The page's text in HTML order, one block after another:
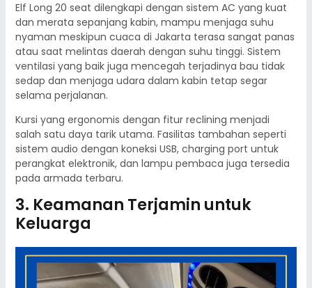
Elf Long 20 seat dilengkapi dengan sistem AC yang kuat
dan merata sepanjang kabin, mampu menjaga suhu
nyaman meskipun cuaca di Jakarta terasa sangat panas
atau saat melintas daerah dengan suhu tinggi. Sistem
ventilasi yang baik juga mencegah terjadinya bau tidak
sedap dan menjaga udara dalam kabin tetap segar
selama perjalanan.
Kursi yang ergonomis dengan fitur reclining menjadi
salah satu daya tarik utama. Fasilitas tambahan seperti
sistem audio dengan koneksi USB, charging port untuk
perangkat elektronik, dan lampu pembaca juga tersedia
pada armada terbaru.
3. Keamanan Terjamin untuk
Keluarga